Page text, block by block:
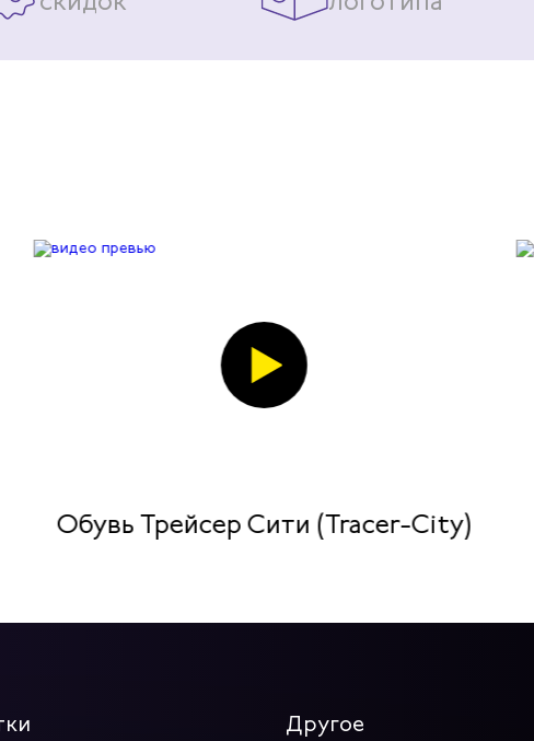
Обувь Трейсер Сити (Tracer-City)
Другое